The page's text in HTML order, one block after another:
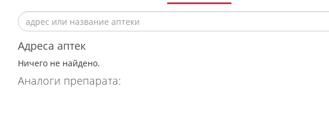
Адреса аптек
Ничего не найдено.
Аналоги препарата: